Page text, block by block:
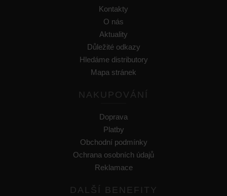
Kontakty
O nás
Aktuality
Důležité odkazy
Hledáme distributory
Mapa stránek
NAKUPOVÁNÍ
Doprava
Platby
Obchodní podmínky
Ochrana osobních údajů
Reklamace
DALŠÍ BENEFITY